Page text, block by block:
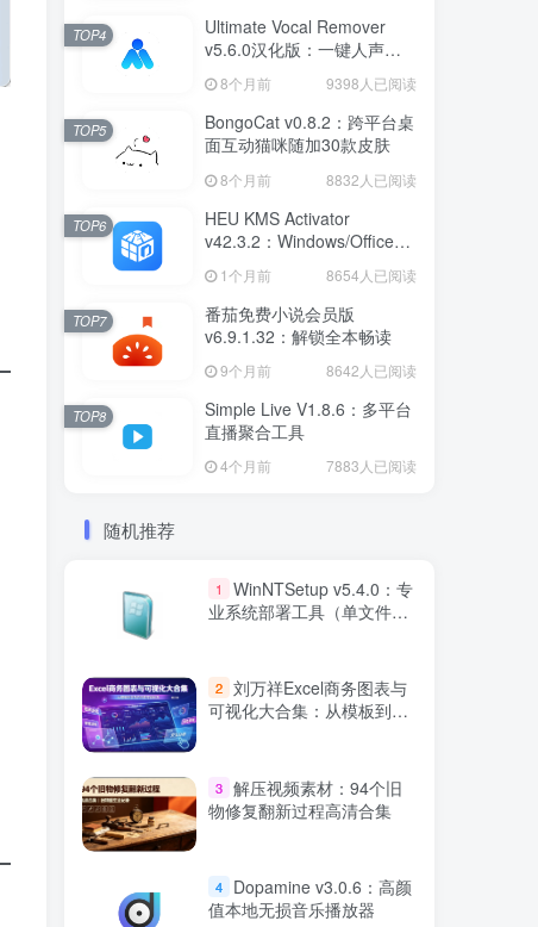
Ultimate Vocal Remover
v5.6.0汉化版：一键人声分
离工具
8个月前 9398人已阅读
TOP4
BongoCat v0.8.2：跨平台桌
面互动猫咪随加30款皮肤
8个月前 8832人已阅读
TOP5
HEU KMS Activator
v42.3.2：Windows/Office智
1个月前 8654人已阅读
TOP6
番茄免费小说会员版
v6.9.1.32：解锁全本畅读
9个月前 8642人已阅读
TOP7
Simple Live V1.8.6：多平台
直播聚合工具
4个月前 7883人已阅读
TOP8
随机推荐
1
WinNTSetup v5.4.0：专
业系统部署工具（单文件绿
2 刘万祥Excel商务图表与
可视化大合集：从模板到交
3 解压视频素材：94个旧
物修复翻新过程高清合集
4
Dopamine v3.0.6：高颜
值本地无损音乐播放器